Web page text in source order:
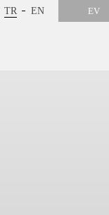
TR EN EV